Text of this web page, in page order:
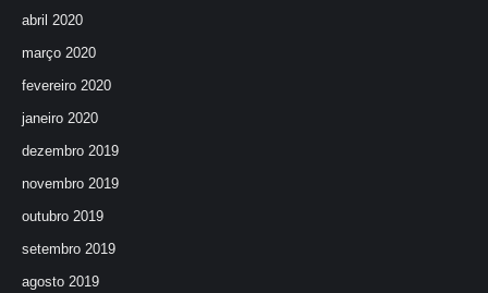
abril 2020
março 2020
fevereiro 2020
janeiro 2020
dezembro 2019
novembro 2019
outubro 2019
setembro 2019
agosto 2019